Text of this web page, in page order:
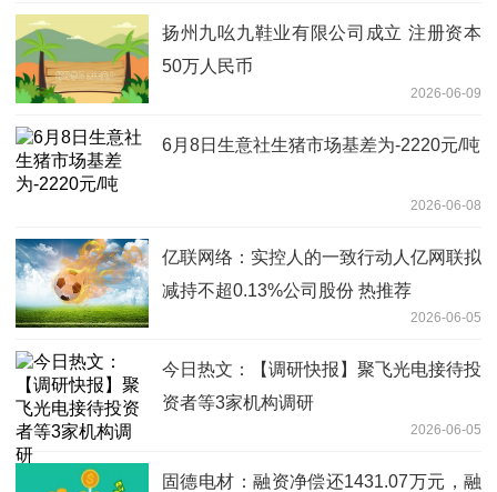
扬州九吆九鞋业有限公司成立 注册资本
50万人民币
2026-06-09
6月8日生意社生猪市场基差为-2220元/吨
2026-06-08
亿联网络：实控人的一致行动人亿网联拟
减持不超0.13%公司股份 热推荐
2026-06-05
今日热文：【调研快报】聚飞光电接待投
资者等3家机构调研
2026-06-05
固德电材：融资净偿还1431.07万元，融